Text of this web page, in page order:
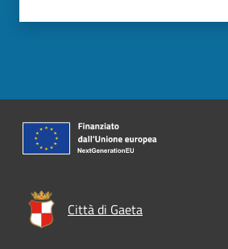
Città di Gaeta